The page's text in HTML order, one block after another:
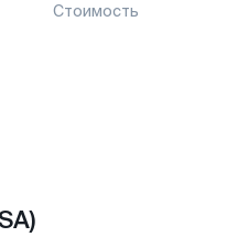
Стоимость